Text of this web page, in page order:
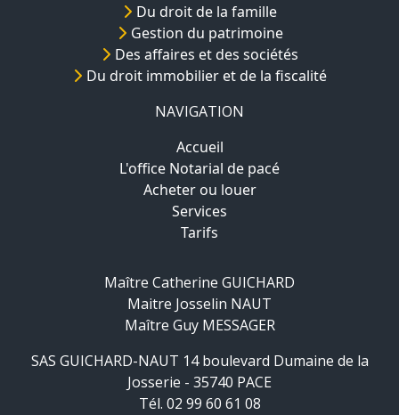
Du droit de la famille
Gestion du patrimoine
Des affaires et des sociétés
Du droit immobilier et de la fiscalité
NAVIGATION
Accueil
L'office Notarial de pacé
Acheter ou louer
Services
Tarifs
Maître Catherine GUICHARD
Maitre Josselin NAUT
Maître Guy MESSAGER
SAS GUICHARD-NAUT 14 boulevard Dumaine de la
Josserie - 35740 PACE
Tél. 02 99 60 61 08